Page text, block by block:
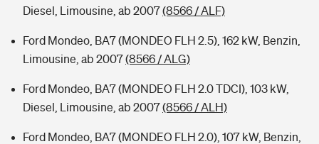
Diesel, Limousine, ab 2007(8566 / ALF)
Ford Mondeo, BA7 (MONDEO FLH 2.5), 162 kW, Benzin,
Limousine, ab 2007(8566 / ALG)
Ford Mondeo, BA7 (MONDEO FLH 2.0 TDCI), 103 kW,
Diesel, Limousine, ab 2007(8566 / ALH)
Ford Mondeo, BA7 (MONDEO FLH 2.0), 107 kW, Benzin,